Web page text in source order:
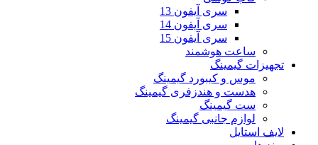
سری آیفون 13
سری آیفون 14
سری آیفون 15
ساعت هوشمند
تجهیزات گیمینگ
موس و کیبورد گیمینگ
هدست و هندزفری گیمینگ
ست گیمینگ
لوازم جانبی گیمینگ
لایف استایل